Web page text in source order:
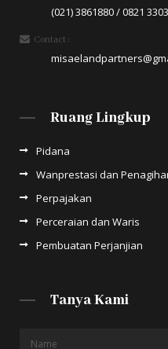
(021) 3861880 / 0821
Contact :
Ruang Lingkup
Pidana
Wanprestasi dan
Perpajakan
Perceraian dan Waris
Pembuatan Perjanjian
Tanya Kami